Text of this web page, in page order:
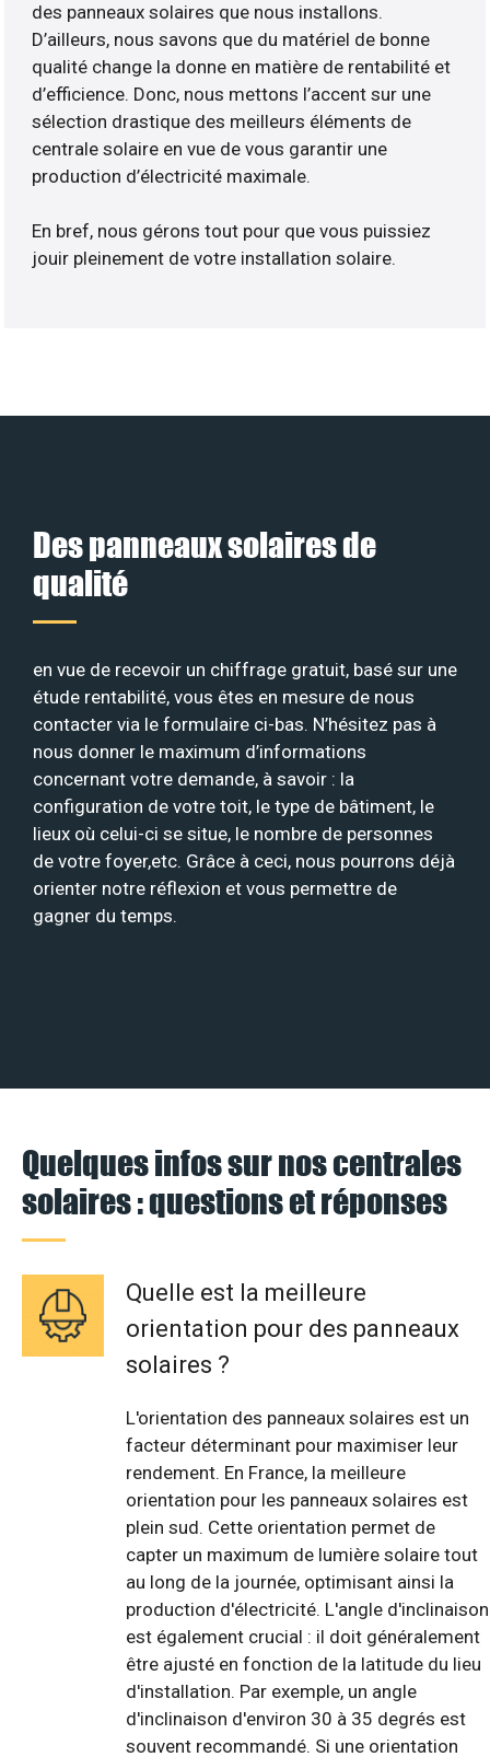
des panneaux solaires que nous installons.
D’ailleurs, nous savons que du matériel de bonne
qualité change la donne en matière de rentabilité et
d’efficience. Donc, nous mettons l’accent sur une
sélection drastique des meilleurs éléments de
centrale solaire en vue de vous garantir une
production d’électricité maximale.
En bref, nous gérons tout pour que vous puissiez
jouir pleinement de votre installation solaire.
Des panneaux solaires de
qualité
en vue de recevoir un chiffrage gratuit, basé sur une
étude rentabilité, vous êtes en mesure de nous
contacter via le formulaire ci-bas. N’hésitez pas à
nous donner le maximum d’informations
concernant votre demande, à savoir : la
configuration de votre toit, le type de bâtiment, le
lieux où celui-ci se situe, le nombre de personnes
de votre foyer,etc. Grâce à ceci, nous pourrons déjà
orienter notre réflexion et vous permettre de
gagner du temps.
Quelques infos sur nos centrales
solaires : questions et réponses
Quelle est la meilleure
orientation pour des panneaux
solaires ?
L'orientation des panneaux solaires est un
facteur déterminant pour maximiser leur
rendement. En France, la meilleure
orientation pour les panneaux solaires est
plein sud. Cette orientation permet de
capter un maximum de lumière solaire tout
au long de la journée, optimisant ainsi la
production d'électricité. L'angle d'inclinaison
est également crucial : il doit généralement
être ajusté en fonction de la latitude du lieu
d'installation. Par exemple, un angle
d'inclinaison d'environ 30 à 35 degrés est
souvent recommandé. Si une orientation